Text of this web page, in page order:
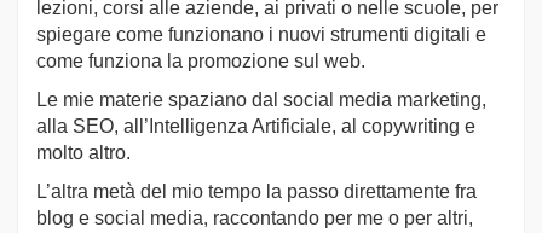
lezioni, corsi alle aziende, ai privati o nelle scuole, per
spiegare come funzionano i nuovi strumenti digitali e
come funziona la promozione sul web.
Le mie materie spaziano dal social media marketing,
alla SEO, all’Intelligenza Artificiale, al copywriting e
molto altro.
L’altra metà del mio tempo la passo direttamente fra
blog e social media, raccontando per me o per altri,